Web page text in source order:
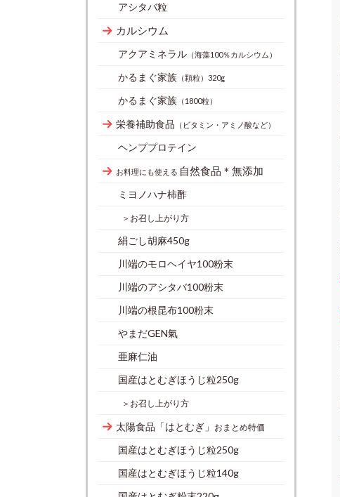
アシタバ粒
カルシウム
アクアミネラル （海藻100％カルシウム）
かるまぐ家族 （顆粒）320g
かるまぐ家族 （1800粒）
栄養補助食品 （ビタミン・アミノ酸など）
ヘンププロテイン
お料理にも使える 自然食品＊無添加
ミヨノハナ柿酢
＞お召し上がり方
絹ごし胡麻450g
川端のモロヘイヤ100粉末
川端のアシタバ100粉末
川端の根昆布100粉末
やまだGEN氣
亜麻仁油
国産はとむぎほうじ粒250g
＞お召し上がり方
太陽食品「はとむぎ」 おまとめ特価
国産はとむぎほうじ粒250g
国産はとむぎほうじ粒140g